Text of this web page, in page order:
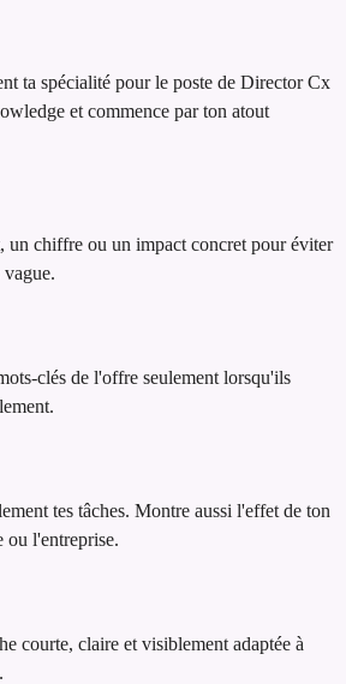
ta spécialité pour le poste de Director Cx
et commence par ton atout
un chiffre ou un impact concret pour éviter
clés de l'offre seulement lorsqu'ils
tes tâches. Montre aussi l'effet de ton
ou l'entreprise.
courte, claire et visiblement adaptée à